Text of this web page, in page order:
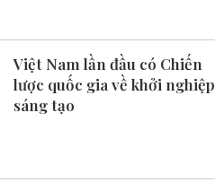
Việt Nam lần đầu có Chiến
lược quốc gia về khởi nghiệp
sáng tạo